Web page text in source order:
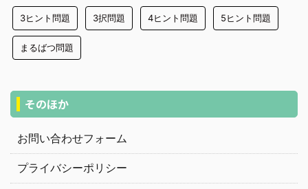
3ヒント問題 3択問題 4ヒント問題 5ヒント問題
まるばつ問題
そのほか
お問い合わせフォーム
プライバシーポリシー